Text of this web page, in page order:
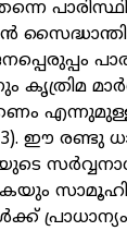
കൃത്രിമ
(3). ഈ